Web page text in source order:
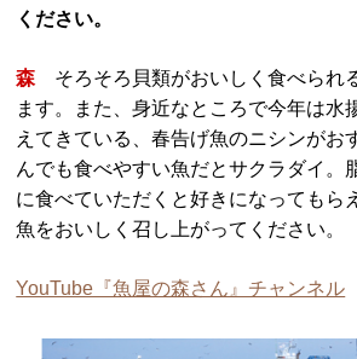
ください。
森 そろそろ貝類がおいしく食べられ
ます。また、身近なところで今年は水
えてきている、春告げ魚のニシンがお
んでも食べやすい魚だとサクラダイ。
に食べていただくと好きになっても
魚をおいしく召し上がってください。
YouTube『魚屋の森さん』チャンネル